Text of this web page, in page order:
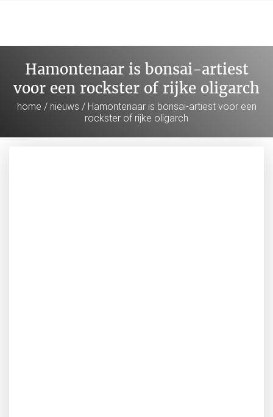
Hamontenaar is bonsai-artiest
voor een rockster of rijke oligarch
home / nieuws / Hamontenaar is bonsai-artiest voor een
rockster of rijke oligarch